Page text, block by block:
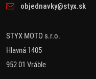
objednavky@styx.sk
STYX MOTO s.r.o.
Hlavná 1405
952 01 Vráble